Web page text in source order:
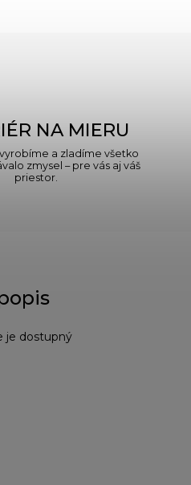
NA MIERU
a zladíme všetko
zmysel – pre vás aj váš
priestor.
je dostupný